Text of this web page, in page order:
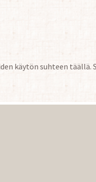
käytön suhteen täällä.